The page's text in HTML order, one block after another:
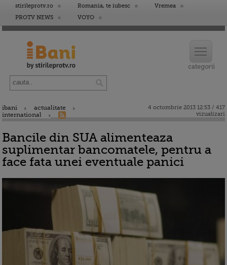
stirileprotv.ro Romania, te iubesc
Vremea
PROTV NEWS
VOYO
ibani
actualitate
international
4 octombrie 2013 12:53 / 417
vizualizari
Bancile din SUA alimenteaza
suplimentar bancomatele, pentru a
face fata unei eventuale panici